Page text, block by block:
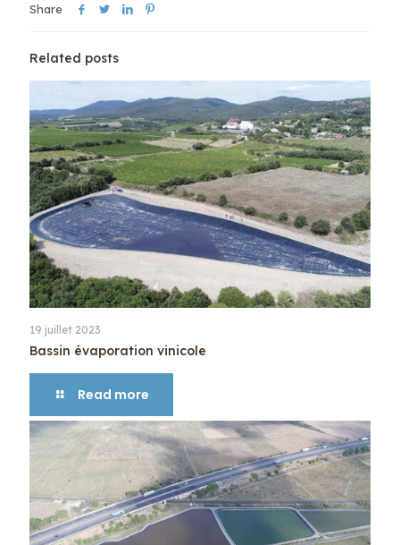
Share
Related posts
19 juillet 2023
Bassin évaporation vinicole
Read more